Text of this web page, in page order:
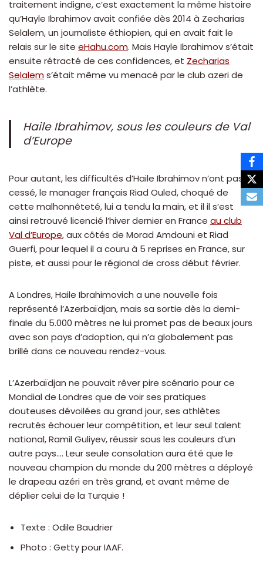
traitement indigne, c’est exactement la même histoire
qu’Hayle Ibrahimov avait confiée dès 2014 à Zecharias
Selalem, un journaliste éthiopien, qui en avait fait le
relais sur le site eHahu.com. Mais Hayle Ibrahimov s’était
ensuite rétracté de ces confidences, et Zecharias
Selalems’était même vu menacé par le club azeri de
l’athlète.
Haile Ibrahimov, sous les couleurs de Val
d’Europe
Pour autant, les difficultés d’Haile Ibrahimov n’ont pas
cessé, le manager français Riad Ouled, choqué de
cette malhonnêteté, lui a tendu la main, et il il s’est
ainsi retrouvé licencié l’hiver dernier en France au club
Val d’Europe, aux côtés de Morad Amdouni et Riad
Guerfi, pour lequel il a couru à 5 reprises en France, sur
piste, et aussi pour le régional de cross début février.
A Londres, Haile Ibrahimovich a une nouvelle fois
représenté l’Azerbaïdjan, mais sa sortie dès la demi-
finale du 5.000 mètres ne lui promet pas de beaux jours
avec son pays d’adoption, qui n’a globalement pas
brillé dans ce nouveau rendez-vous.
L’Azerbaïdjan ne pouvait rêver pire scénario pour ce
Mondial de Londres que de voir ses pratiques
douteuses dévoilées au grand jour, ses athlètes
recrutés échouer leur compétition, et leur seul talent
national, Ramil Guliyev, réussir sous les couleurs d’un
autre pays…. Leur seule consolation aura été que le
nouveau champion du monde du 200 mètres a déployé
le drapeau azéri en très grand, et avant même de
déplier celui de la Turquie !
Texte : Odile Baudrier
Photo : Getty pour IAAF.